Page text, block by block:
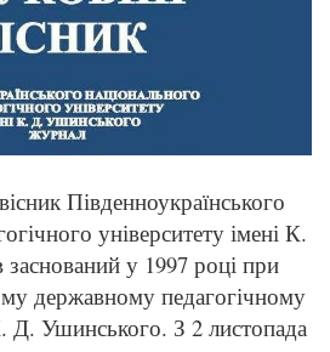
Південноукраїнського
університету імені К.
у 1997 році при
державному педагогічному
Д. Ушинського. З 2 листопада